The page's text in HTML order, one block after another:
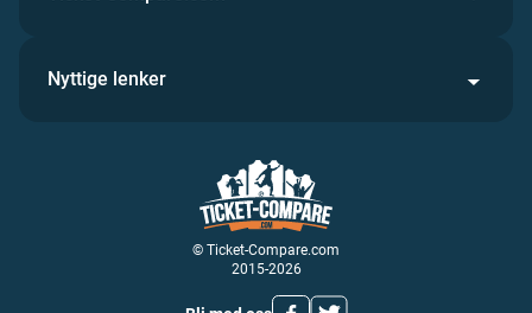
© Ticket-Compare.com
2015-2026
Nyttige lenker